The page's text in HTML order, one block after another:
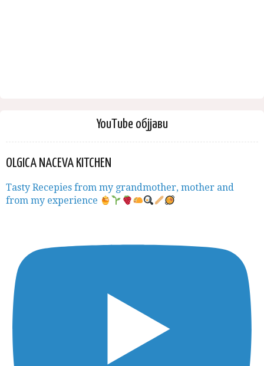
YouTube објјави
OLGICA NACEVA KITCHEN
Tasty Recepies from my grandmother, mother and
from my experience